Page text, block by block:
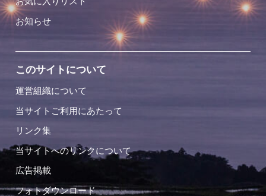
お知らせ
このサイトについて
運営組織について
当サイトご利用にあたって
リンク集
当サイトへのリンクについて
広告掲載
フォトダウンロード